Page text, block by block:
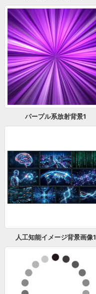
パープル系放射背景1
人工知能イメージ背景画像1